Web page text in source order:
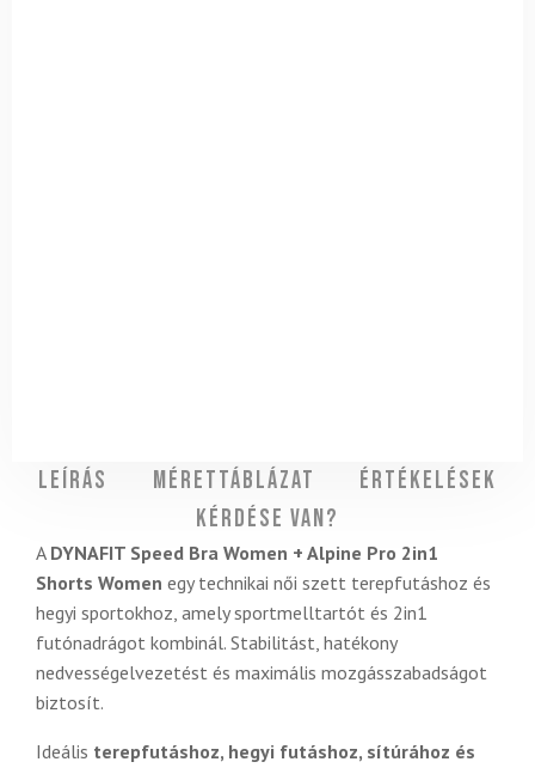
Leírás Mérettáblázat
Értékelések
Kérdése van?
A DYNAFIT Speed Bra Women + Alpine Pro 2in1
Shorts Women egy technikai női szett terepfutáshoz és
hegyi sportokhoz, amely sportmelltartót és 2in1
futónadrágot kombinál. Stabilitást, hatékony
nedvességelvezetést és maximális mozgásszabadságot
biztosít.
Ideális terepfutáshoz, hegyi futáshoz, sítúrához és